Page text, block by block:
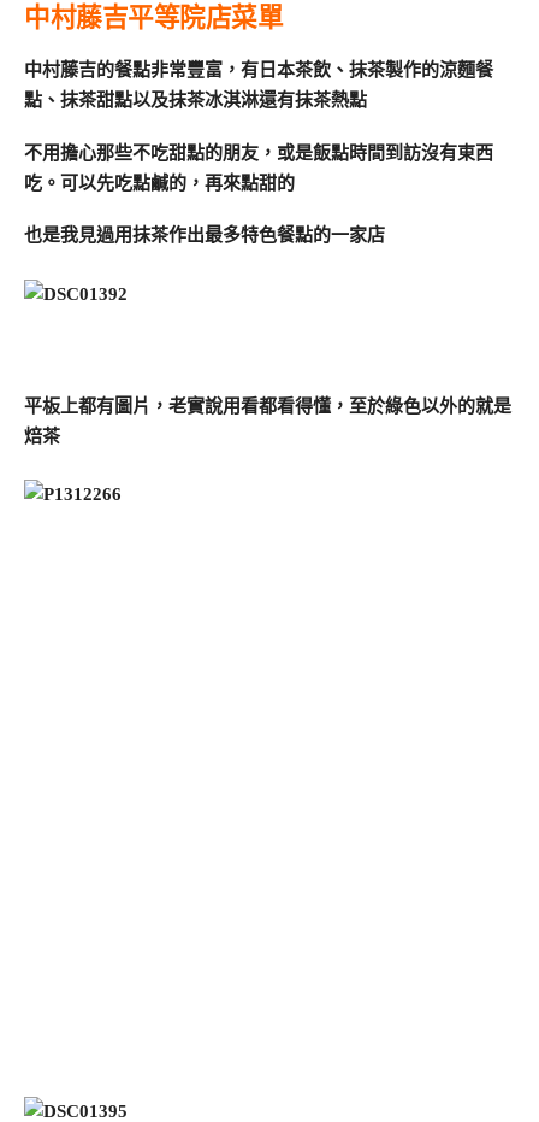
中村藤吉平等院店菜單
中村藤吉的餐點非常豐富，有日本茶飲、抹茶製作的涼麵餐
點、抹茶甜點以及抹茶冰淇淋還有抹茶熱點
不用擔心那些不吃甜點的朋友，或是飯點時間到訪沒有東西
吃。可以先吃點鹹的，再來點甜的
也是我見過用抹茶作出最多特色餐點的一家店
平板上都有圖片，老實說用看都看得懂，至於綠色以外的就是
焙茶